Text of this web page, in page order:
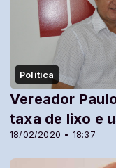
Política
18/02/2020 • 18:37
Vereador
taxa de lixo e